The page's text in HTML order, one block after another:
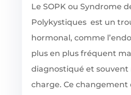
Le SOPK ou Syndrome
Polykystiques est un
hormonal, comme
plus en plus fréquent
diagnostiqué et souvent
charge. Ce changement